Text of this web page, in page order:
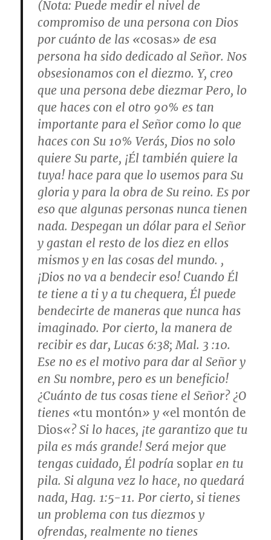
(Nota: Puede medir el nivel de
compromiso de una persona con Dios
por cuánto de las «cosas» de esa
persona ha sido dedicado al Señor. Nos
obsesionamos con el diezmo. Y, creo
que una persona debe diezmar Pero, lo
que haces con el otro 90% es tan
importante para el Señor como lo que
haces con Su 10% Verás, Dios no solo
quiere Su parte, ¡Él también quiere la
tuya! hace para que lo usemos para Su
gloria y para la obra de Su reino. Es por
eso que algunas personas nunca tienen
nada. Despegan un dólar para el Señor
y gastan el resto de los diez en ellos
mismos y en las cosas del mundo. ,
¡Dios no va a bendecir eso! Cuando Él
te tiene a ti y a tu chequera, Él puede
bendecirte de maneras que nunca has
imaginado. Por cierto, la manera de
recibir es dar, Lucas 6:38; Mal. 3 :10.
Ese no es el motivo para dar al Señor y
en Su nombre, pero es un beneficio!
¿Cuánto de tus cosas tiene el Señor? ¿O
tienes «tu montón» y «el montón de
Dios«? Si lo haces, ¡te garantizo que tu
pila es más grande! Será mejor que
tengas cuidado, Él podría soplar en tu
pila. Si alguna vez lo hace, no quedará
nada, Hag. 1:5-11. Por cierto, si tienes
un problema con tus diezmos y
ofrendas, realmente no tienes